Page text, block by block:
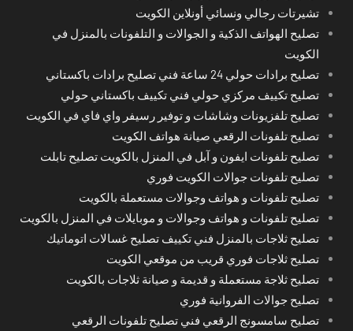
تشيرتات رجالي ونسائي أونلاين الكويت
تصليح الهواتف الذكية و الجوالات و التلفونات بالمنزل في
الكويت
تصليح برادات حولي 24 ساعة فني تصليح برادات باكستاني
تصليح تكييف مركزي حولي فني تكييف باكستاني حولي
تصليح تلفزيونات وشاشات و توفير رسيفر واي فاي في الكويت
تصليح تلفونات الرقعي صيانة هواتف الكويت
تصليح تلفونات ايفون و آبل في المنزل بالكويت تصليح تابلت
تصليح تلفونات جوالات الكويت فوري
تصليح تلفونات و هواتف وجوالات مستعملة بالكويت
تصليح تلفونات و هواتف وجوالات و موبايلات في المنزل بالكويت
تصليح ثلاجات بالمنزل فني تكييف تصليح غسالات اتوماتيك
تصليح ثلاجات فوري قريب من موقعي الكويت
تصليح ثلاجة مستعملة و قديمة و صيانة ثلاجات بالكويت
تصليح جوالات الفروانية فوري
تصليح سامسونج الرقعي فني تصليح تلفونات الرقعي